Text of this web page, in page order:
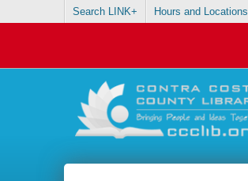
Search LINK+ Hours and Locations